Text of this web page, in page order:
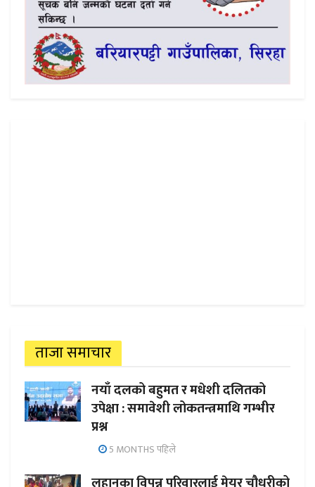
ताजा समाचार
नयाँ दलको बहुमत र मधेशी दलितको
उपेक्षा : समावेशी लोकतन्त्रमाथि गम्भीर
प्रश्न
5 MONTHS पहिले